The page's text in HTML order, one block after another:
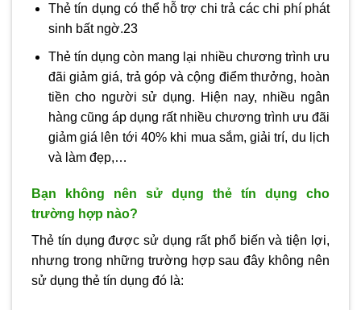
Thẻ tín dụng có thể hỗ trợ chi trả các chi phí phát
sinh bất ngờ.23
Thẻ tín dụng còn mang lại nhiều chương trình ưu
đãi giảm giá, trả góp và cộng điểm thưởng, hoàn
tiền cho người sử dụng. Hiện nay, nhiều ngân
hàng cũng áp dụng rất nhiều chương trình ưu đãi
giảm giá lên tới 40% khi mua sắm, giải trí, du lịch
và làm đẹp,…
Bạn không nên sử dụng thẻ tín dụng cho
trường hợp nào?
Thẻ tín dụng được sử dụng rất phổ biến và tiện lợi,
nhưng trong những trường hợp sau đây không nên
sử dụng thẻ tín dụng đó là: